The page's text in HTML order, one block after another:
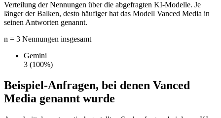
Verteilung der Nennungen über die abgefragten KI-Modelle. Je
länger der Balken, desto häufiger hat das Modell Vanced Media in
seinen Antworten genannt.
n = 3 Nennungen insgesamt
Gemini
3 (100%)
Beispiel-Anfragen, bei denen Vanced
Media genannt wurde